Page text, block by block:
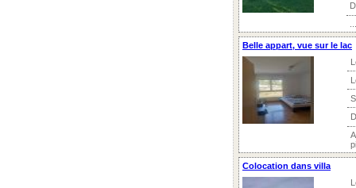
Belle appart, vue sur le lac
Colocation dans villa